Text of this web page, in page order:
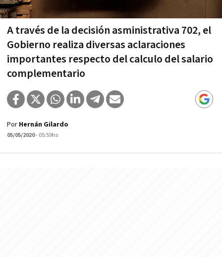
A través de la decisión asministrativa 702, el
Gobierno realiza diversas aclaraciones
importantes respecto del calculo del salario
complementario
Por Hernán Gilardo
05/05/2020- 05:59hs